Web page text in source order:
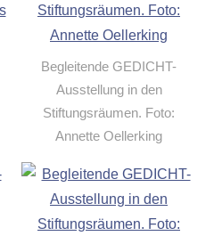
Begleitende GEDICHT-
Ausstellung in den
Stiftungsräumen. Foto:
Annette Oellerking